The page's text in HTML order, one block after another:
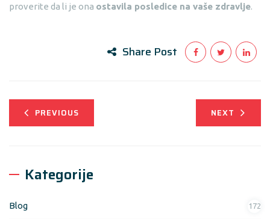
proverite da li je ona ostavila posledice na vaše zdravlje.
Share Post
PREVIOUS NEXT
Kategorije
Blog 172